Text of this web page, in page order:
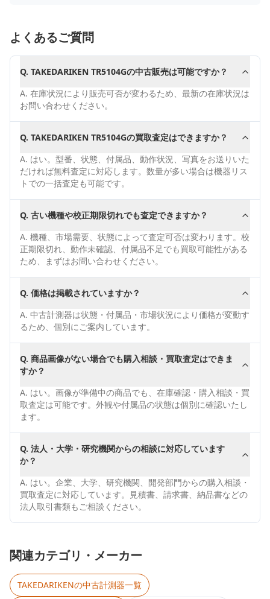
よくあるご質問
Q. TAKEDARIKEN TR5104Gの中古販売は可能ですか？
A. 在庫状況により販売可否が変わるため、最新の在庫状況は
お問い合わせください。
Q. TAKEDARIKEN TR5104Gの買取査定はできますか？
A. はい。型番、状態、付属品、動作状況、写真をお送りいた
だければ無料査定に対応します。数量が多い場合は機器リス
トでの一括査定も可能です。
Q. 古い機種や校正期限切れでも査定できますか？
A. 機種、市場需要、状態によって査定可否は変わります。校
正期限切れ、動作未確認、付属品不足でも買取可能性がある
ため、まずはお問い合わせください。
Q. 価格は掲載されていますか？
A. 中古計測器は状態・付属品・市場状況により価格が変動す
るため、個別にご案内しています。
Q. 商品画像がない場合でも購入相談・買取査定はできま
すか？
A. はい。画像が準備中の商品でも、在庫確認・購入相談・買
取査定は可能です。外観や付属品の状態は個別に確認いたし
ます。
Q. 法人・大学・研究機関からの相談に対応しています
か？
A. はい。企業、大学、研究機関、開発部門からの購入相談・
買取査定に対応しています。見積書、請求書、納品書などの
法人取引書類もご相談ください。
関連カテゴリ・メーカー
TAKEDARIKENの中古計測器一覧